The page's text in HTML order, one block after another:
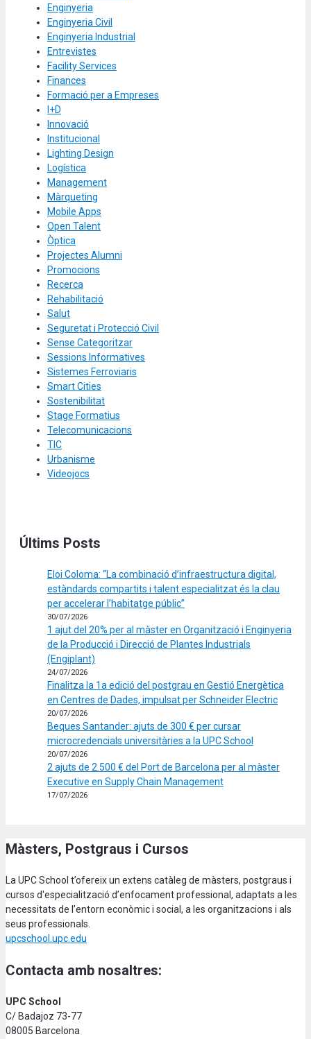
Enginyeria
Enginyeria Civil
Enginyeria Industrial
Entrevistes
Facility Services
Finances
Formació per a Empreses
I+D
Innovació
Institucional
Lighting Design
Logística
Management
Màrqueting
Mobile Apps
Open Talent
Òptica
Projectes Alumni
Promocions
Recerca
Rehabilitació
Salut
Seguretat i Protecció Civil
Sense Categoritzar
Sessions Informatives
Sistemes Ferroviaris
Smart Cities
Sostenibilitat
Stage Formatius
Telecomunicacions
TIC
Urbanisme
Videojocs
Últims Posts
Eloi Coloma: “La combinació d’infraestructura digital,
estàndards compartits i talent especialitzat és la clau
per accelerar l’habitatge públic”
30/07/2026
1 ajut del 20% per al màster en Organització i Enginyeria
de la Producció i Direcció de Plantes Industrials
(Engiplant)
24/07/2026
Finalitza la 1a edició del postgrau en Gestió Energètica
en Centres de Dades, impulsat per Schneider Electric
20/07/2026
Beques Santander: ajuts de 300 € per cursar
microcredencials universitàries a la UPC School
20/07/2026
2 ajuts de 2.500 € del Port de Barcelona per al màster
Executive en Supply Chain Management
17/07/2026
Màsters, Postgraus i Cursos
La UPC School t’ofereix un extens catàleg de màsters, postgraus i
cursos d'especialització d’enfocament professional, adaptats a les
necessitats de l’entorn econòmic i social, a les organitzacions i als
seus professionals.
upcschool.upc.edu
Contacta amb nosaltres:
UPC School
C/ Badajoz 73-77
08005 Barcelona